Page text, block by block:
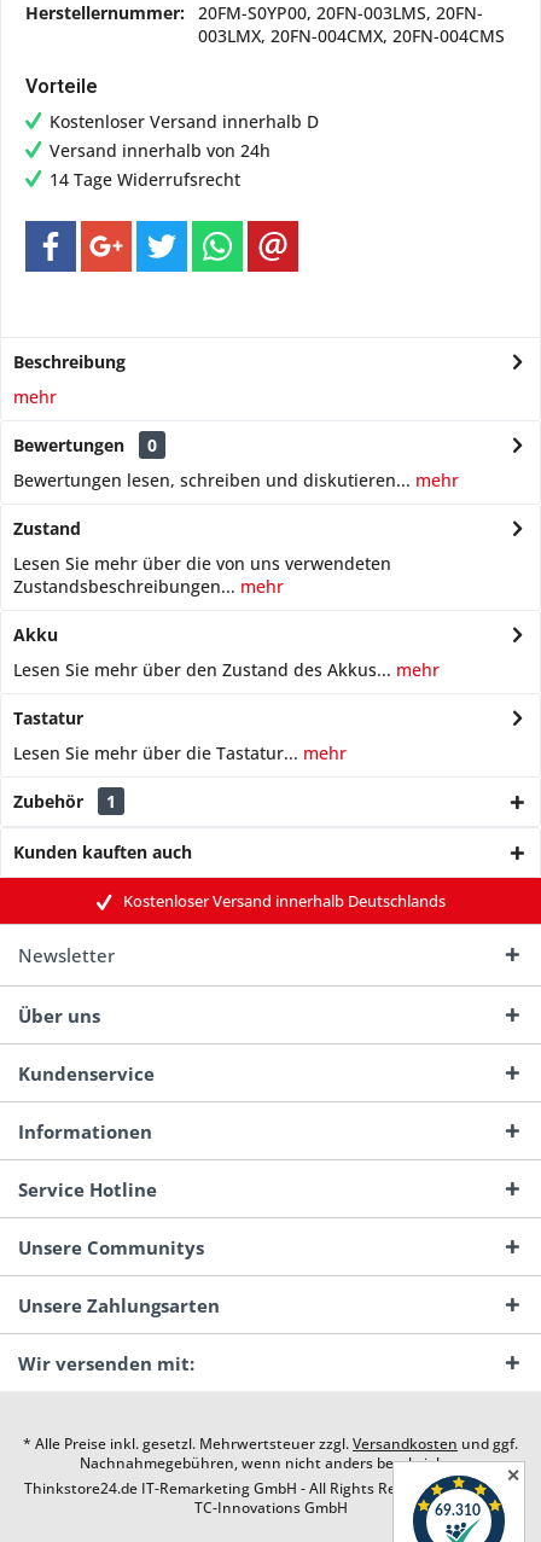
Herstellernummer: 20FM-S0YP00, 20FN-003LMS, 20FN-
003LMX, 20FN-004CMX, 20FN-004CMS
Vorteile
Kostenloser Versand innerhalb D
Versand innerhalb von 24h
14 Tage Widerrufsrecht
Beschreibung
mehr
Bewertungen
0
Bewertungen lesen, schreiben und diskutieren... mehr
Zustand
Lesen Sie mehr über die von uns verwendeten
Zustandsbeschreibungen... mehr
Akku
Lesen Sie mehr über den Zustand des Akkus... mehr
Tastatur
Lesen Sie mehr über die Tastatur... mehr
Zubehör 1
Kunden kauften auch
Kostenloser Versand innerhalb Deutschlands
Newsletter
Über uns
Kundenservice
Informationen
Service Hotline
Unsere Communitys
Unsere Zahlungsarten
Wir versenden mit:
* Alle Preise inkl. gesetzl. Mehrwertsteuer zzgl.Versandkosten und ggf.
Nachnahmegebühren, wenn nicht anders beschrieben
Thinkstore24.de IT-Remarketing GmbH - All Rights Reserved. Design by
TC-Innovations GmbH
✕